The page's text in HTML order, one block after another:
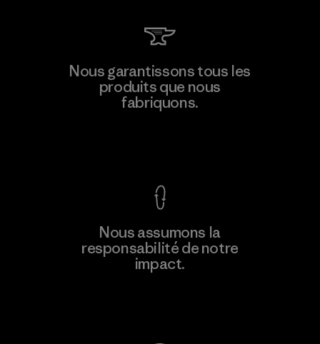
Kingwhale Industries Corp.
Material-supplier
Nous garantissons tous les
produits que nous
fabriquons.
Nous assumons la
responsabilité de notre
impact.